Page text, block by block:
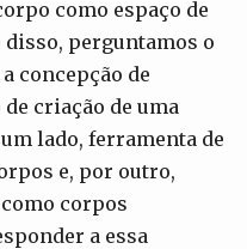
como espaço de
disso, perguntamos o
concepção de
criação de uma
lado, ferramenta de
e, por outro,
corpos
a essa